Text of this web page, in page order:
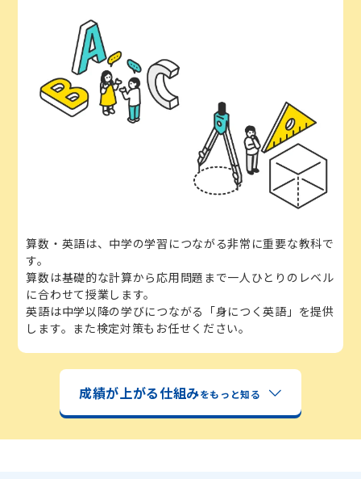
算数・英語は、中学の学習につながる非常に重要な教科で
す。
算数は基礎的な計算から応用問題まで一人ひとりのレベル
に合わせて授業します。
英語は中学以降の学びにつながる「身につく英語」を提供
します。また検定対策もお任せください。
成績が上がる仕組みをもっと知る